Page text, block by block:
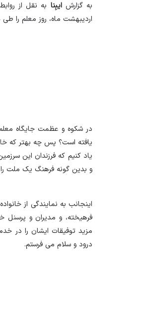
به گزارشایبِنا
اردیبهشت ماه، روز معلم را
در شکوه و عظمت جایگاه
یافته است؟ پس چه بهتر که
یاد کنیم که فرزندان این
و بدین گونه فرهنگ یک ملت را
اینجانب به نمایندگی از
فرهیخته، و مدیران و پرسنل
مزید توفیقات ایشان را در
درود و سلام می فرستم.